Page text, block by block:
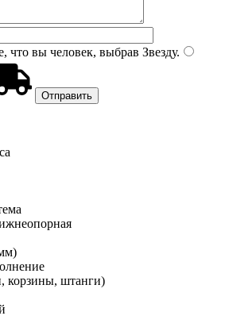
что вы человек, выбрав Звезду.
корзины, штанги)